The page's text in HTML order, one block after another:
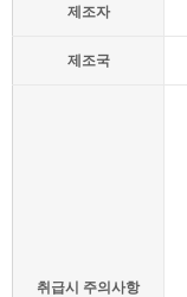
제조자
제조국
취급시 주의사항